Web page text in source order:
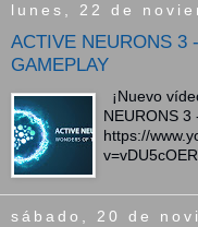
lunes, 22 de
ACTIVE NEURONS 3
GAMEPLAY
¡Nuevo
NEURONS 3
https://
sábado, 20 de